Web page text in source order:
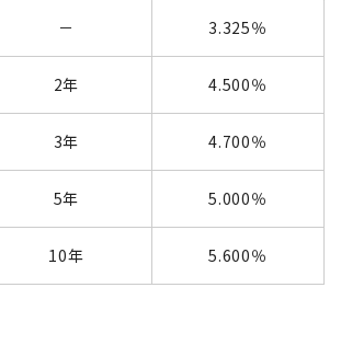
－ 3.325％
2年 4.500％
3年 4.700％
5年 5.000％
10年 5.600％